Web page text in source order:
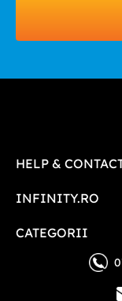
HELP &
INFINITY.RO
CATEGORII